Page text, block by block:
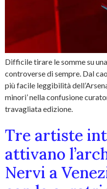
Difficile tirare le somme su
controverse di sempre. Dal
più facile leggibilità
minori’ nella confusione
travagliata edizione.
Tre artiste
attivano
Nervi a